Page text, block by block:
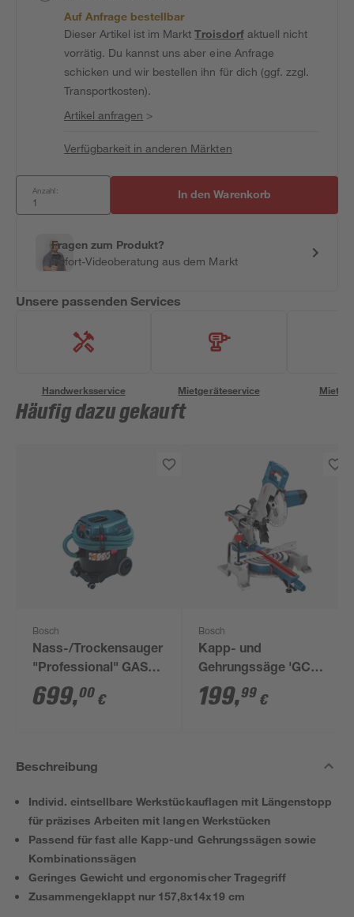
Auf Anfrage bestellbar
Dieser Artikel ist im MarktTroisdorfaktuell nicht
vorrätig. Du kannst uns aber eine Anfrage
schicken und wir bestellen ihn für dich (ggf. zzgl.
Transportkosten).
Artikel anfragen >
Verfügbarkeit in anderen Märkten
Anzahl: In den Warenkorb
Fragen zum Produkt?
Sofort-Videoberatung aus dem Markt
Unsere passenden Services
Handwerksservice Mietgeräteservice
Häufig dazu gekauft
Bosch
Nass-/Trockensauger
"Professional" GAS
35 M AFC
Professional
699,00 €
Bosch
Kapp- und
Gehrungssäge 'GCM
80 SJ Professional'
1400 W
199,99 €
Beschreibung
Individ. eintsellbare Werkstückauflagen mit Längenstopp
für präzises Arbeiten mit langen Werkstücken
Passend für fast alle Kapp-und Gehrungssägen sowie
Kombinationssägen
Geringes Gewicht und ergonomischer Tragegriff
Zusammengeklappt nur 157,8x14x19 cm